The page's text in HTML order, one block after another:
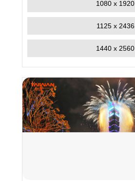
1080 x 1920
1125 x 2436
1440 x 2560